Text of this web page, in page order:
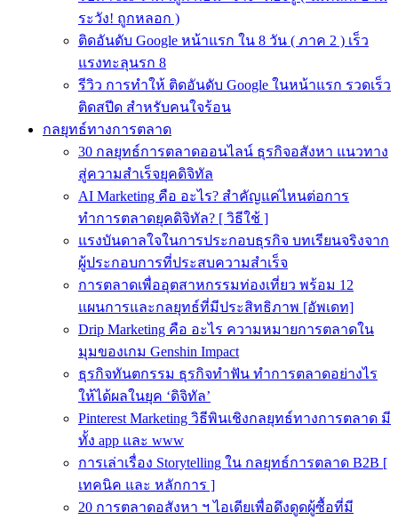
ระวัง! ถูกหลอก )
ติดอันดับ Google หน้าแรก ใน 8 วัน ( ภาค 2 ) เร็ว
แรงทะลุนรก 8
รีวิว การทำให้ ติดอันดับ Google ในหน้าแรก รวดเร็ว
ติดสปีด สำหรับคนใจร้อน
กลยุทธ์ทางการตลาด
30 กลยุทธ์การตลาดออนไลน์ ธุรกิจอสังหา แนวทาง
สู่ความสำเร็จยุคดิจิทัล
AI Marketing คือ อะไร? สำคัญแค่ไหนต่อการ
ทำการตลาดยุคดิจิทัล? [ วิธีใช้ ]
แรงบันดาลใจในการประกอบธุรกิจ บทเรียนจริงจาก
ผู้ประกอบการที่ประสบความสำเร็จ
การตลาดเพื่ออุตสาหกรรมท่องเที่ยว พร้อม 12
แผนการและกลยุทธ์ที่มีประสิทธิภาพ [อัพเดท]
Drip Marketing คือ อะไร ความหมายการตลาดใน
มุมของเกม Genshin Impact
ธุรกิจทันตกรรม ธุรกิจทำฟัน ทำการตลาดอย่างไร
ให้ได้ผลในยุค ‘ดิจิทัล’
Pinterest Marketing วิธีพินเชิงกลยุทธ์ทางการตลาด มี
ทั้ง app และ www
การเล่าเรื่อง Storytelling ใน กลยุทธ์การตลาด B2B [
เทคนิค และ หลักการ ]
20 การตลาดอสังหา ฯ ไอเดียเพื่อดึงดูดผู้ซื้อที่มี